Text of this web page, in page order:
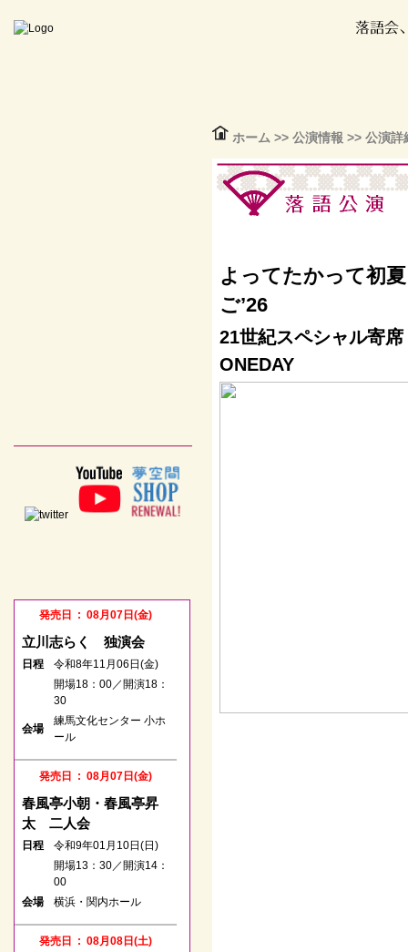
発売日 : 08月07日(金)
立川志らく 独演会
日程
令和8年11月06日(金)
開場18：00／開演18：
30
会場
練馬文化センター 小ホ
ール
発売日 : 08月07日(金)
春風亭小朝・春風亭昇
太 二人会
日程
令和9年01月10日(日)
開場13：30／開演14：
00
会場
横浜・関内ホール
発売日 : 08月08日(土)
ホーム >> 公演情報 >> 公演詳
よってたかって初
ご’26
21世紀スペシャル寄席
ONEDAY